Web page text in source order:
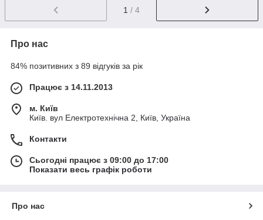
1 / 4
Про нас
84% позитивних з 89 відгуків за рік
Працює з 14.11.2013
м. Київ
Київ. вул Електротехнічна 2, Київ, Україна
Контакти
Сьогодні працює з 09:00 до 17:00
Показати весь графік роботи
Про нас